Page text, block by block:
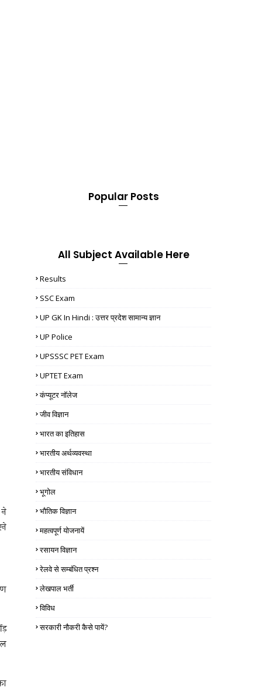
ने
Popular Posts
All Subject Available Here
Results
SSC Exam
UP GK In Hindi : उत्तर प्रदेश सामान्य ज्ञान
UP Police
UPSSSC PET Exam
UPTET Exam
कंप्यूटर नॉलेज
जीव विज्ञान
भारत का इतिहास
भारतीय अर्थव्यवस्था
भारतीय संविधान
भूगोल
भौतिक विज्ञान
महत्वपूर्ण योजनायें
रसायन विज्ञान
रेलवे से सम्बंधित प्रश्न
लेखपाल भर्ती
विविध
सरकारी नौकरी कैसे पायें?